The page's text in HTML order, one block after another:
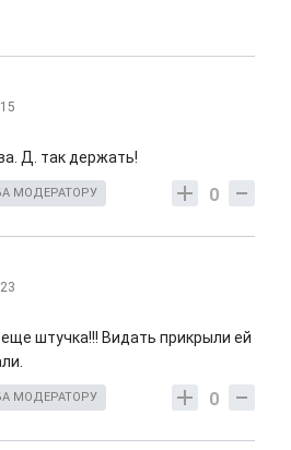
Д. так держать!
0
МОДЕРАТОРУ
штучка!!! Видать прикрыли ей
0
МОДЕРАТОРУ